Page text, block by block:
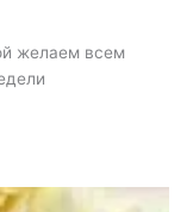
желаем всем